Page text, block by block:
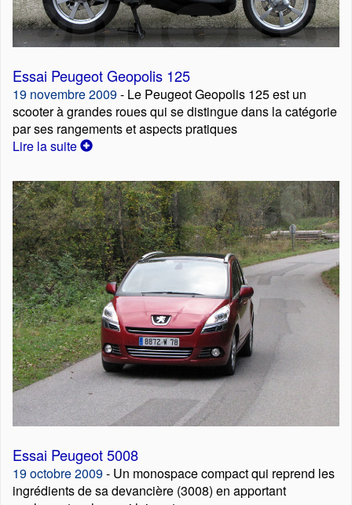
Essai Peugeot Geopolis 125
19 novembre 2009- Le Peugeot Geopolis 125 est un
scooter à grandes roues qui se distingue dans la catégorie
par ses rangements et aspects pratiques
Lire la suite
Essai Peugeot 5008
19 octobre 2009- Un monospace compact qui reprend les
ingrédients de sa devancière (3008) en apportant